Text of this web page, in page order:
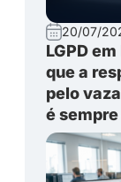
20/07/
LGPD
que a
pelo
é